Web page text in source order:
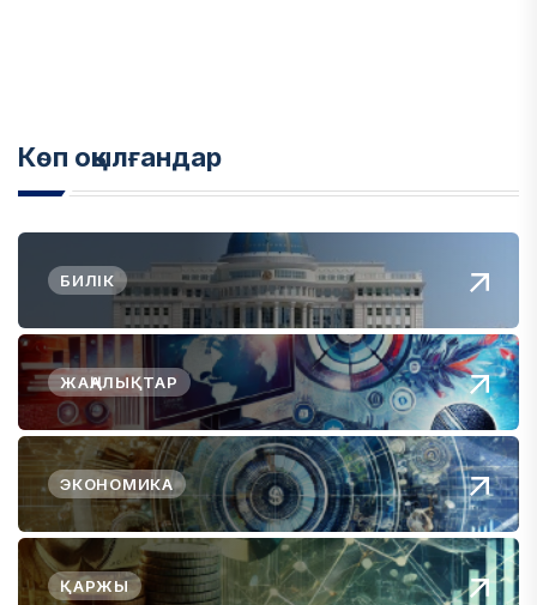
Көп оқылғандар
БИЛІК
ЖАҢАЛЫҚТАР
ЭКОНОМИКА
ҚАРЖЫ